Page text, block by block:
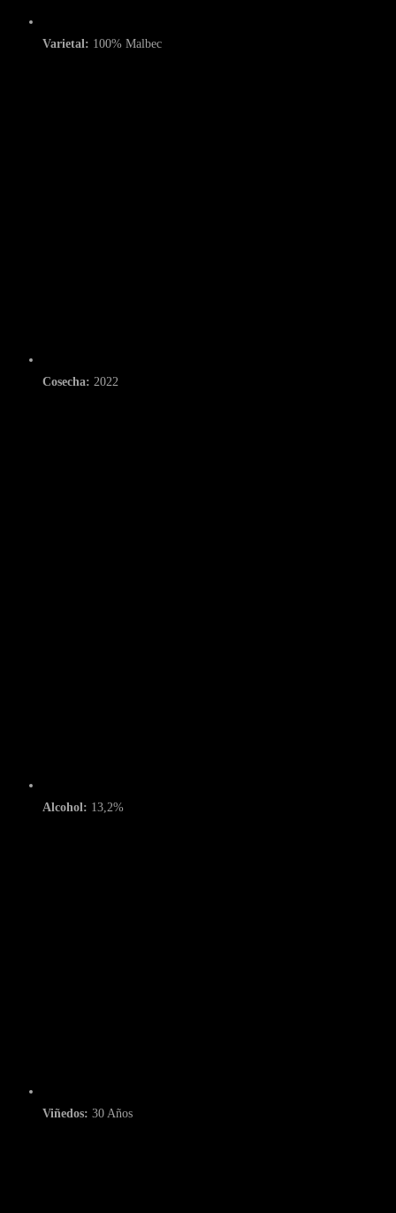
Varietal: 100% Malbec
Cosecha: 2022
Alcohol: 13,2%
Viñedos: 30 Años